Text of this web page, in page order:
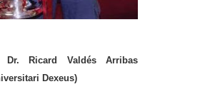
Dr. Ricard Valdés Arribas
Dexeus)